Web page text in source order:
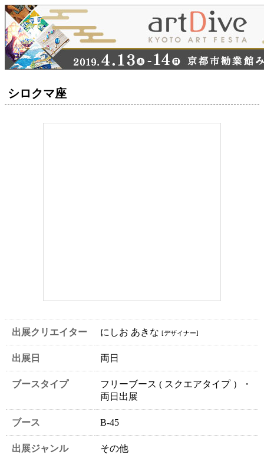
シロクマ座
出展クリエイター にしお あきな [デザイナー]
出展日 両日
ブースタイプ
フリーブース ( スクエアタイプ ）・
両日出展
ブース B-45
出展ジャンル その他